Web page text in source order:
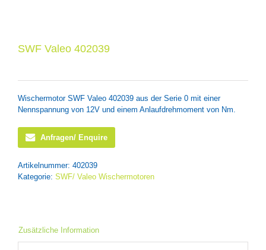
SWF Valeo 402039
Wischermotor SWF Valeo 402039 aus der Serie 0 mit einer
Nennspannung von 12V und einem Anlaufdrehmoment von Nm.
Anfragen/ Enquire
Artikelnummer: 402039
Kategorie: SWF/ Valeo Wischermotoren
Zusätzliche Information